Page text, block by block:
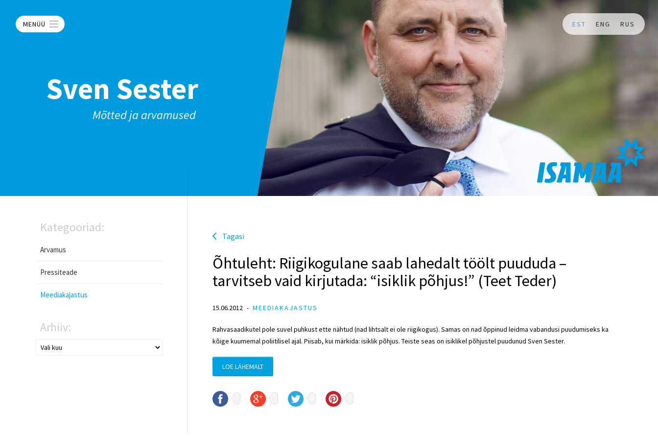
MENÜÜ EST ENG RUS
Sven Sester
Mõtted ja arvamused
Kategooriad:
Arvamus
Pressiteade
Meediakajastus
Arhiiv:
Tagasi
Õhtuleht: Riigikogulane saab lahedalt töölt puududa –
tarvitseb vaid kirjutada: “isiklik põhjus!” (Teet Teder)
15.06.2012 MEEDIAKAJASTUS
Rahvasaadikutel pole suvel puhkust ette nähtud (nad lihtsalt ei ole riigikogus). Samas on nad õppinud leidma vabandusi puudumiseks ka
kõige kuumemal poliitilisel ajal. Piisab, kui märkida: isiklik põhjus. Teiste seas on isiklikel põhjustel puudunud Sven Sester.
LOE LÄHEMALT